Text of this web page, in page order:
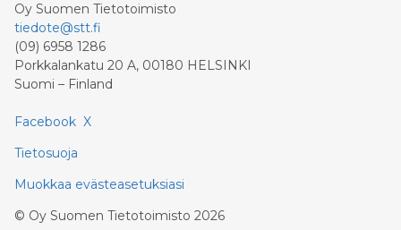
Oy Suomen Tietotoimisto
tiedote@stt.fi
(09) 6958 1286
Porkkalankatu 20 A, 00180 HELSINKI
Suomi – Finland
Facebook X
Tietosuoja
Muokkaa evästeasetuksiasi
© Oy Suomen Tietotoimisto 2026